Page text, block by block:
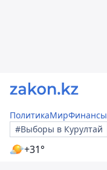
ПолитикаМирФинансы
#Выборы в Курултай
+31°